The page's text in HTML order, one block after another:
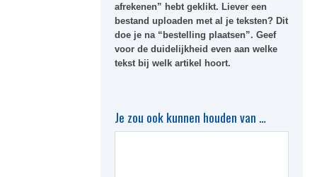
afrekenen” hebt geklikt. Liever een
bestand uploaden met al je teksten? Dit
doe je na “bestelling plaatsen”. Geef
voor de duidelijkheid even aan welke
tekst bij welk artikel hoort.
Je zou ook kunnen houden van …